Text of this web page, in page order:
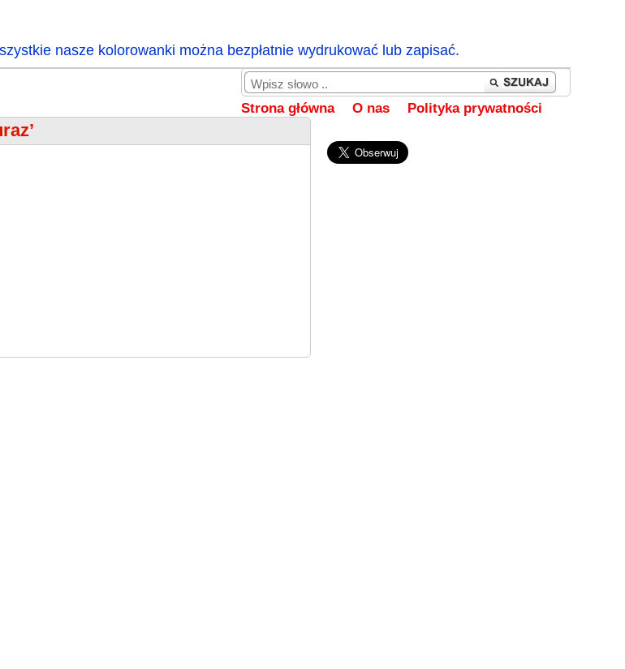
nasze kolorowanki można bezpłatnie wydrukować lub zapisać.
Strona główna O nas Polityka prywatności